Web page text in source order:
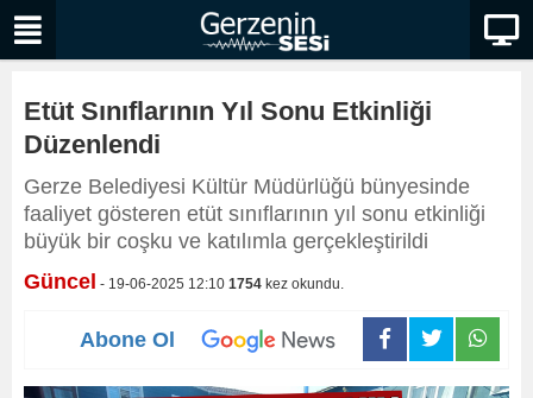
Etüt Sınıflarının Yıl Sonu Etkinliği
Düzenlendi
Gerze Belediyesi Kültür Müdürlüğü bünyesinde
faaliyet gösteren etüt sınıflarının yıl sonu etkinliği
büyük bir coşku ve katılımla gerçekleştirildi
Güncel - 19-06-2025 12:10 1754 kez okundu.
Abone Ol